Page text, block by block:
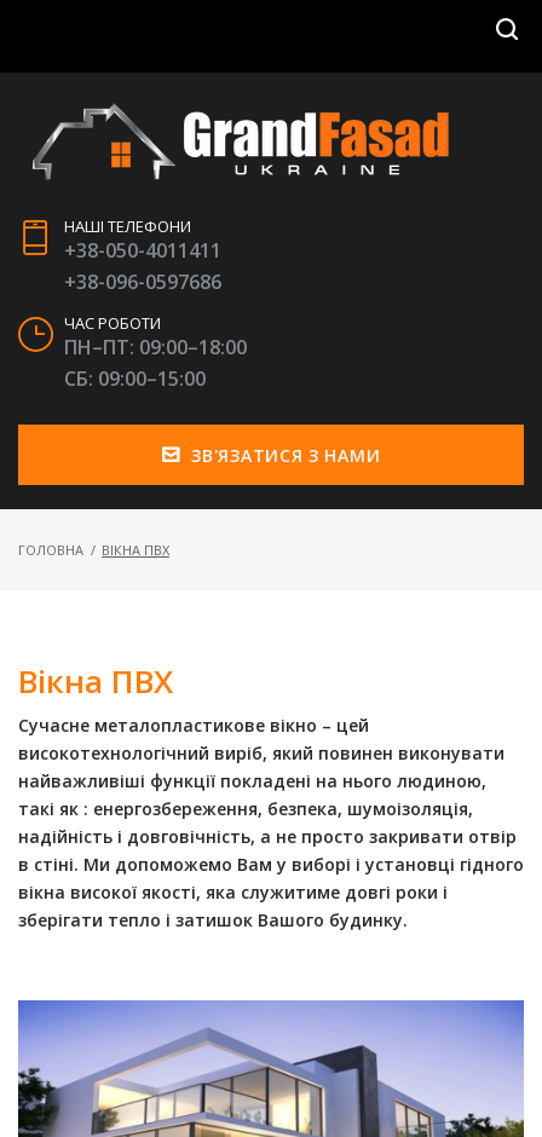
НАШІ ТЕЛЕФОНИ
+38-050-4011411
+38-096-0597686
ЧАС РОБОТИ
ПН–ПТ: 09:00–18:00
СБ: 09:00–15:00
ЗВ'ЯЗАТИСЯ З НАМИ
ГОЛОВНА / ВІКНА ПВХ
Вікна ПВХ
Сучасне металопластикове вікно – цей
високотехнологічний виріб, який повинен виконувати
найважливіші функції покладені на нього людиною,
такі як : енергозбереження, безпека, шумоізоляція,
надійність і довговічність, а не просто закривати отвір
в стіні. Ми допоможемо Вам у виборі і установці гідного
вікна високої якості, яка служитиме довгі роки і
зберігати тепло і затишок Вашого будинку.